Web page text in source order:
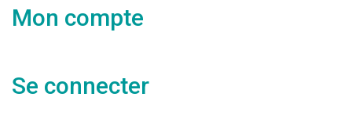
Mon compte
Se connecter